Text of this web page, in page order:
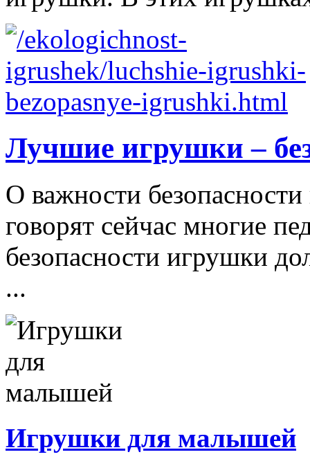
Лучшие игрушки –
О важности
говорят сейчас многие
безопасности игрушки
...
Игрушки для малышей